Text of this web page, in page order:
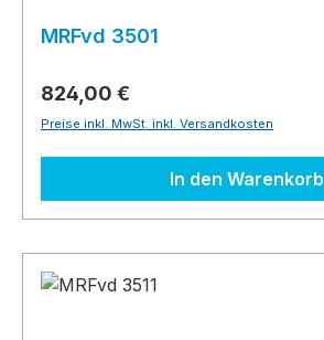
MRFvd 3501
824,00 €
Preise inkl. MwSt. inkl. Versandkosten
In den Warenkorb